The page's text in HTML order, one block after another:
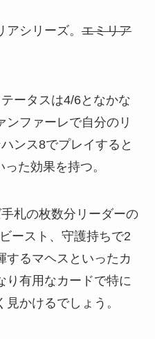
シリーズ。 エミリア
ータスは4/6となかな
ンファーレで自分のリ
ンス8でプレイすると
た効果を持つ。
札の枚数分リーダーの
ースト、守護持ちで2
するマヘスといったカ
り有用なカードで特に
かけるでしょう。